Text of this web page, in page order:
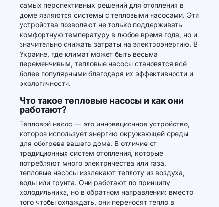
самых перспективных решений для отопления в
доме являются системы с тепловыми насосами. Эти
устройства позволяют не только поддерживать
комфортную температуру в любое время года, но и
значительно снижать затраты на электроэнергию. В
Украине, где климат может быть весьма
переменчивым, тепловые насосы становятся всё
более популярными благодаря их эффективности и
экологичности.
Что такое тепловые насосы и как они
работают?
Тепловой насос — это инновационное устройство,
которое использует энергию окружающей среды
для обогрева вашего дома. В отличие от
традиционных систем отопления, которые
потребляют много электричества или газа,
тепловые насосы извлекают теплоту из воздуха,
воды или грунта. Они работают по принципу
холодильника, но в обратном направлении: вместо
того чтобы охлаждать, они переносят тепло в